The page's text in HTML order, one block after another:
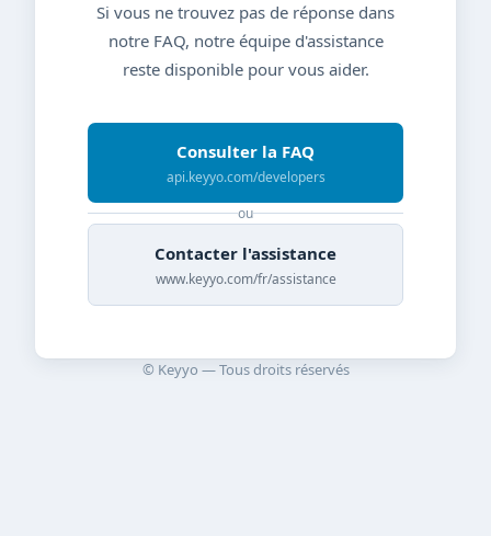
Si vous ne trouvez pas de réponse dans
notre FAQ, notre équipe d'assistance
reste disponible pour vous aider.
Consulter la FAQ
api.keyyo.com/developers
ou
Contacter l'assistance
www.keyyo.com/fr/assistance
© Keyyo — Tous droits réservés